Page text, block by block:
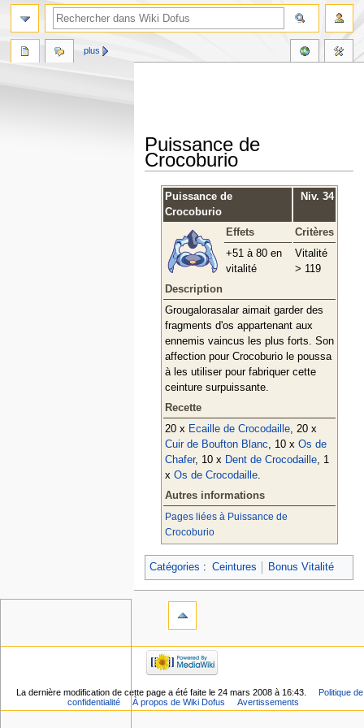
Puissance de
Crocoburio
navigation
recherche
Puissance de
Crocoburio
Niv. 34
Effets
Critères
+51 à 80 en
vitalité
Vitalité
> 119
Description
Grougalorasalar aimait garder des
fragments d'os appartenant aux
ennemis vaincus les plus forts. Son
affection pour Crocoburio le poussa
à les utiliser pour fabriquer cette
ceinture surpuissante.
Recette
20 x Ecaille de Crocodaille, 20 x
Cuir de Boufton Blanc, 10 x Os de
Chafer, 10 x Dent de Crocodaille, 1
x Os de Crocodaille.
Autres informations
Pages liées à Puissance de
Crocoburio
Catégories : Ceintures Bonus Vitalité
plus
La dernière modification de cette page a été faite le 24 mars 2008 à 16:43.
Politique de
confidentialité
À propos de Wiki Dofus Avertissements